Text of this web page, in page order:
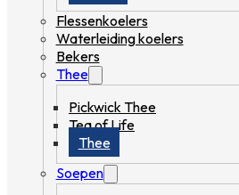
Flessenkoelers
Waterleiding koelers
Bekers
Thee
Pickwick Thee
Tea of Life
Thee
Soepen